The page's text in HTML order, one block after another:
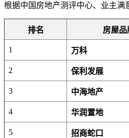
根据中国房地产测评中心、业主满
排名 房屋品
1 万科
2 保利发展
3 中海地产
4 华润置地
5 招商蛇口